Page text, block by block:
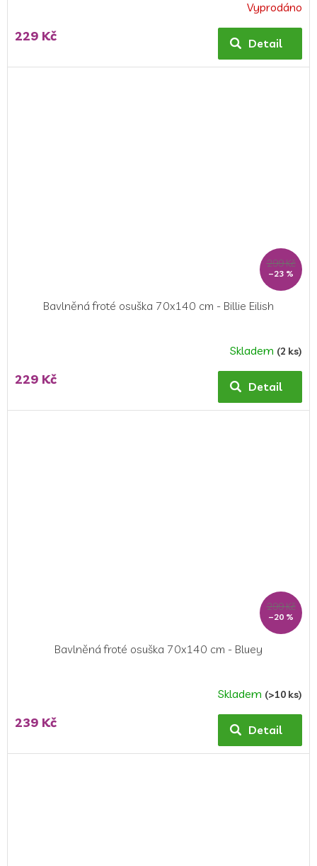
Vyprodáno
229 Kč Detail
299 Kč
–23 %
Bavlněná froté osuška 70x140 cm - Billie Eilish
Skladem (2 ks)
229 Kč Detail
299 Kč
–20 %
Bavlněná froté osuška 70x140 cm - Bluey
produktu
Skladem (>10 ks)
239 Kč Detail